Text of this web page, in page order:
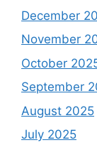
December
November
October
September
August 2025
July 2025